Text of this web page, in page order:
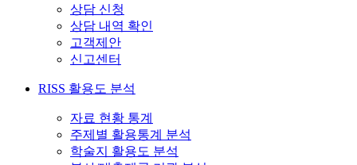
상담 신청
상담 내역 확인
고객제안
신고센터
RISS 활용도 분석
자료 현황 통계
주제별 활용통계 분석
학술지 활용도 분석